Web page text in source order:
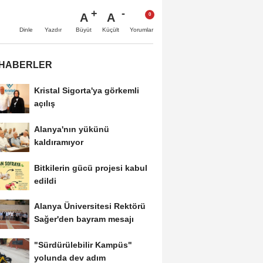
Dinle Yazdır
A
Büyüt
A
Küçült Yorumlar
Kristal Sigorta'ya görkemli
açılış
Alanya'nın yükünü
kaldıramıyor
Bitkilerin gücü projesi kabul
edildi
Alanya Üniversitesi Rektörü
Sağer'den bayram mesajı
"Sürdürülebilir Kampüs"
yolunda dev adım